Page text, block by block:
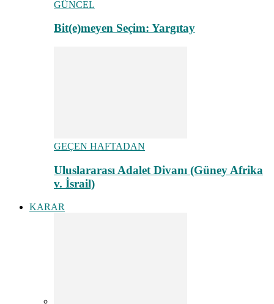
GÜNCEL
Bit(e)meyen Seçim: Yargıtay
GEÇEN HAFTADAN
Uluslararası Adalet Divanı (Güney Afrika
v. İsrail)
KARAR